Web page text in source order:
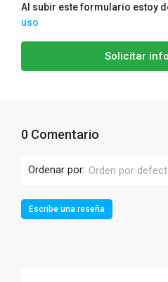
Al subir este formulario estoy
uso
Solicitar
0 Comentario
Ordenar por: Orden por
Escribe una reseña